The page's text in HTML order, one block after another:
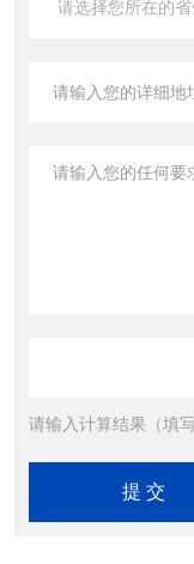
请输入计算结果（填